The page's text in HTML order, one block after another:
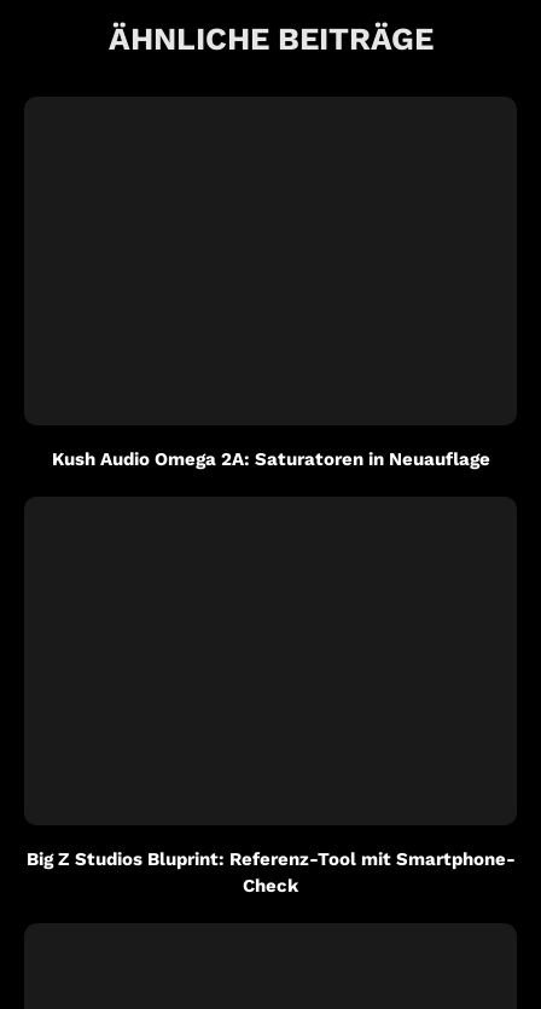
ÄHNLICHE BEITRÄGE
Kush Audio Omega 2A: Saturatoren in Neuauflage
Big Z Studios Bluprint: Referenz-Tool mit Smartphone-
Check